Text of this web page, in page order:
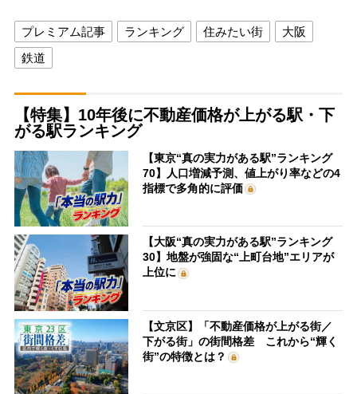
プレミアム記事 ランキング 住みたい街
大阪
鉄道
【特集】10年後に不動産価格が上がる駅・下
がる駅ランキング
【東京“真の実力がある駅”ランキング
70】人口増減予測、値上がり率などの4
指標で多角的に評価
【大阪“真の実力がある駅”ランキング
30】地盤が強固な“上町台地”エリアが
上位に
【文京区】「不動産価格が上がる街／
下がる街」の街間格差 これから“輝く
街”の特徴とは？